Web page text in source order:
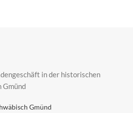
in der historischen
Gmünd
Gmünd